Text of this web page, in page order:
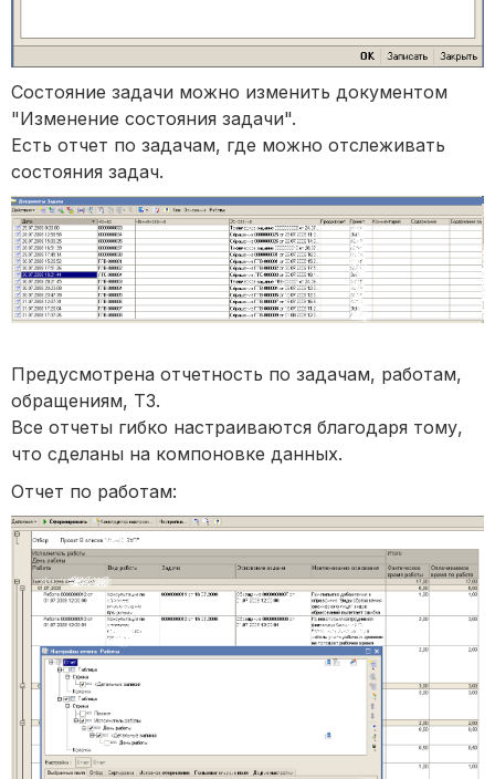
Состояние задачи можно изменить документом
"Изменение состояния задачи".
Есть отчет по задачам, где можно отслеживать
состояния задач.
Предусмотрена отчетность по задачам, работам,
обращениям, ТЗ.
Все отчеты гибко настраиваются благодаря тому,
что сделаны на компоновке данных.
Отчет по работам: